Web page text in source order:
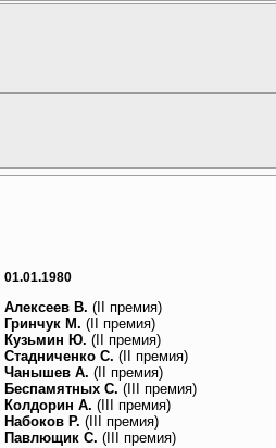
01.01.1980
Алексеев В. (II премия)
Гринчук М. (II премия)
Кузьмин Ю. (II премия)
Стадниченко С. (II премия)
Чанышев А. (II премия)
Беспамятных С. (III премия)
Колдорин А. (III премия)
Набоков Р. (III премия)
Павлющик С. (III премия)